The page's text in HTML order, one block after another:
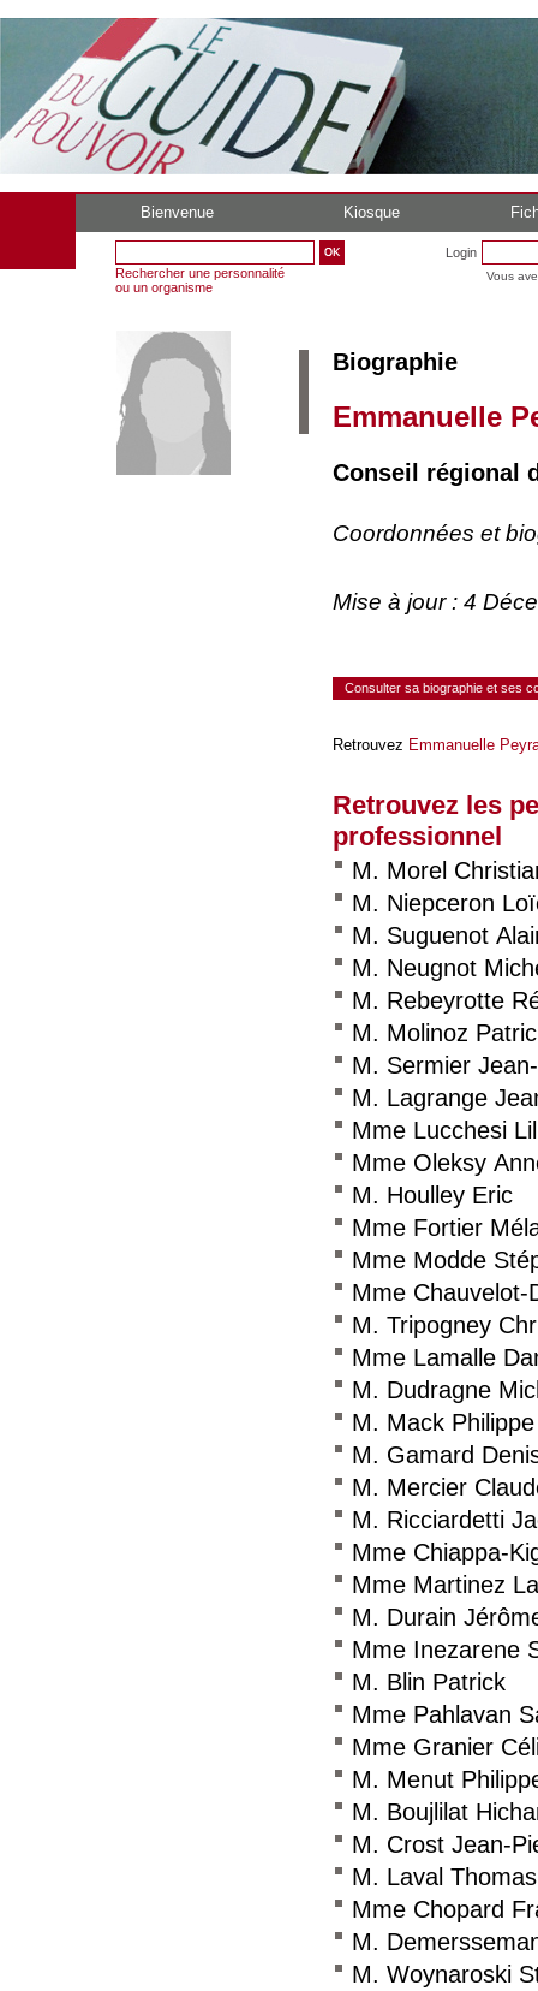
Bienvenue Kiosque
Rechercher une personnalité
ou un organisme
Login
Vous
Biographie
Emmanuelle
Conseil régional
Coordonnées et
Mise à jour : 4
Consulter sa biographie et ses
Retrouvez Emmanuelle
Retrouvez les
professionnel
M. Morel
M. Niepceron
M. Suguenot
M. Neugnot
M. Rebeyrotte
M. Molinoz
M. Sermier
M. Lagrange
Mme Lucchesi
Mme Oleksy
M. Houlley Eric
Mme Fortier
Mme Modde
Mme Chauvelot-
M. Tripogney
Mme Lamalle
M. Dudragne
M. Mack Philippe
M. Gamard
M. Mercier
M. Ricciardetti
Mme Chiappa-
Mme Martinez
M. Durain
Mme Inezarene
M. Blin Patrick
Mme Pahlavan
Mme Granier
M. Menut
M. Boujlilat
M. Crost Jean-
M. Laval Thomas
Mme Chopard
M.
M. Woynaroski